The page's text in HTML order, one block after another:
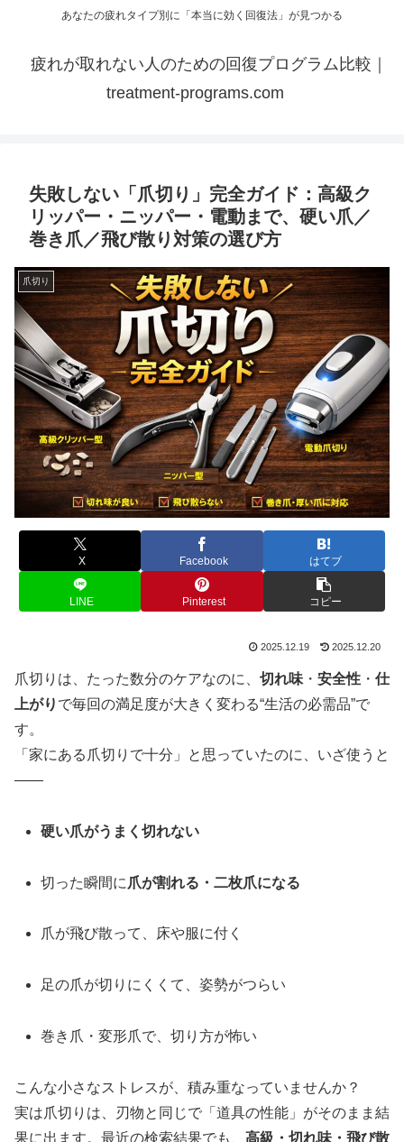
あなたの疲れタイプ別に「本当に効く回復法」が見つかる
疲れが取れない人のための回復プログラム比較｜
treatment-programs.com
失敗しない「爪切り」完全ガイド：高級ク
リッパー・ニッパー・電動まで、硬い爪／
巻き爪／飛び散り対策の選び方
爪切り
X Facebook はてブ
LINE Pinterest コピー
2025.12.19 2025.12.20
爪切りは、たった数分のケアなのに、 切れ味 ・ 安全性 ・ 仕
上がり で毎回の満足度が大きく変わる“生活の必需品”で
す。
「家にある爪切りで十分」と思っていたのに、いざ使うと
――
硬い爪がうまく切れない
切った瞬間に 爪が割れる・二枚爪になる
爪が飛び散って、床や服に付く
足の爪が切りにくくて、姿勢がつらい
巻き爪・変形爪で、切り方が怖い
こんな小さなストレスが、積み重なっていませんか？
実は爪切りは、刃物と同じで「道具の性能」がそのまま結
果に出ます。最近の検索結果でも、 高級・切れ味・飛び散